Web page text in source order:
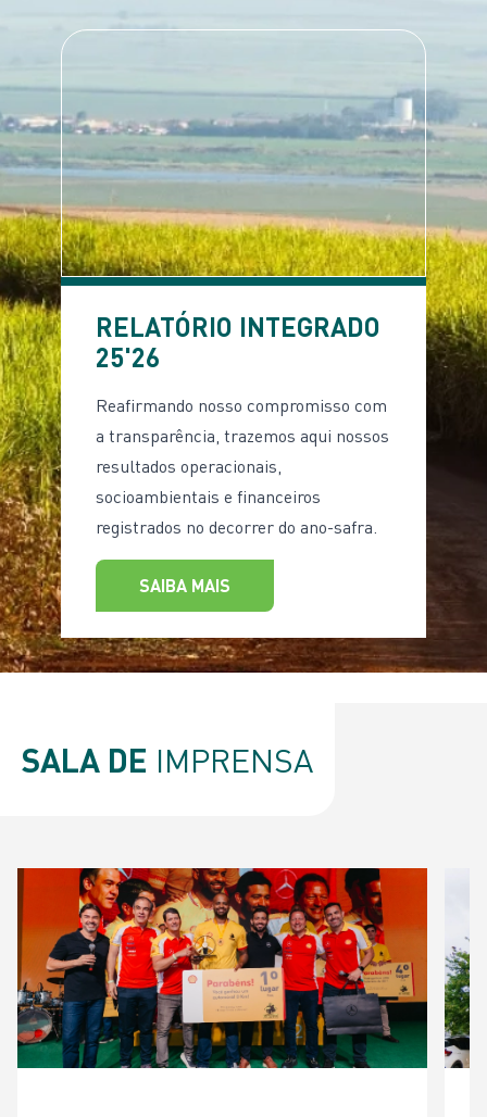
RELATÓRIO INTEGRADO
25'26
Reafirmando nosso compromisso com
a transparência, trazemos aqui nossos
resultados operacionais,
socioambientais e financeiros
registrados no decorrer do ano-safra.
SAIBA MAIS
SALA DE IMPRENSA